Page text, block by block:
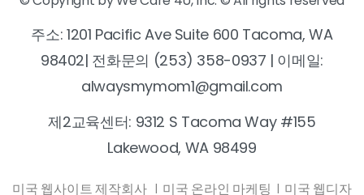
주소: 1201 Pacific Ave Suite 600 Tacoma, WA
98402| 전화문의 (253) 358-0937 | 이메일:
alwaysmymom1@gmail.com
제2교육센터: 9312 S Tacoma Way #155
Lakewood, WA 98499
미국 웹사이트 제작회사 | 미국 온라인 마케팅 | 미국 웹디자